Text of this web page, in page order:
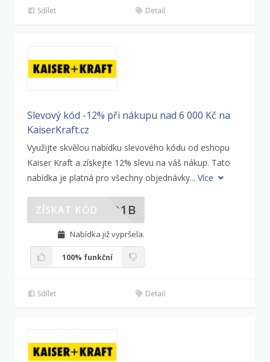
Sdílet Detail
Slevový kód -12% při nákupu nad 6 000 Kč na
KaiserKraft.cz
Využijte skvělou nabídku slevového kódu od eshopu
Kaiser Kraft a získejte 12% slevu na váš nákup. Tato
nabídka je platná pro všechny objednávky... Více
ZQ1B
ZÍSKAT KÓD
Nabídka již vypršela.
100% funkční
Sdílet Detail